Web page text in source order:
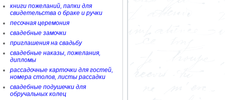
книги пожеланий, папки для
свидетельства о браке и ручки
песочная церемония
свадебные замочки
приглашения на свадьбу
свадебные наказы, пожелания,
дипломы
рассадочные карточки для гостей,
номера столов, листы рассадки
свадебные подушечки для
обручальных колец